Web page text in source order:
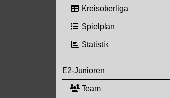
Kreisoberliga
Spielplan
Statistik
E2-Junioren
Team